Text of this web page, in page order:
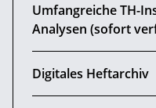
Umfangreiche TH-
Analysen (sofort
Digitales Heftarchiv